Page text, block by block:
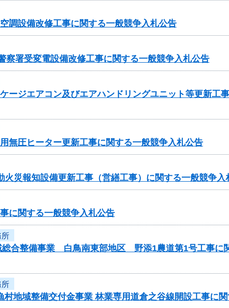
調設備改修工事に関する一般競争入札公告
察署受変電設備改修工事に関する一般競争入札公告
ージエアコン及びエアハンドリングユニット等更新工
無圧ヒーター更新工事に関する一般競争入札公告
火災報知設備更新工事（営繕工事）に関する一般競争入
に関する一般競争入札公告
所
総合整備事業 白鳥南東部地区 野添1農道第1号工事に
所
村地域整備交付金事業 林業専用道倉之谷線開設工事に